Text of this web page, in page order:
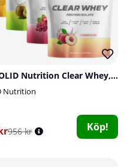
4 x SOLID Nutrition Clear Whey, 300 g
Nutrition
956 kr Köp!